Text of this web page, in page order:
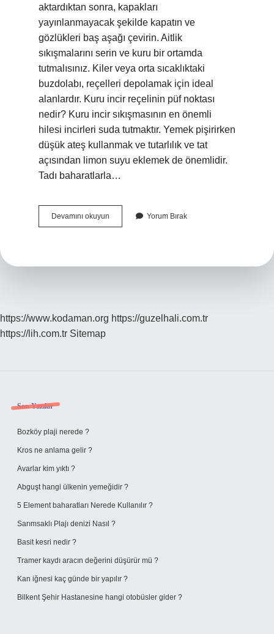
aktardıktan sonra, kapakları
yayınlanmayacak şekilde kapatın ve
gözlükleri baş aşağı çevirin. Aitlik
sıkışmalarını serin ve kuru bir ortamda
tutmalısınız. Kiler veya orta sıcaklıktaki
buzdolabı, reçelleri depolamak için ideal
alanlardır. Kuru incir reçelinin püf noktası
nedir? Kuru incir sıkışmasının en önemli
hilesi incirleri suda tutmaktır. Yemek pişirirken
düşük ateş kullanmak ve tutarlılık ve tat
açısından limon suyu eklemek de önemlidir.
Tadı baharatlarla…
Devamını okuyun
Reçeline
Yorum Bırak
https://www.kodaman.org https://guzelhali.com.tr
https://lih.com.tr Sitemap
Sidebar
Son Yazılar
Bozköy plaji nerede ?
Kros ne anlama gelir ?
Avarlar kim yıktı ?
Abguşt hangi ülkenin yemeğidir ?
5 Element baharatları Nerede Kullanılır ?
Sarımsaklı Plajı denizi Nasıl ?
Basit kesri nedir ?
Tramer kaydı aracın değerini düşürür mü ?
Kan iğnesi kaç günde bir yapılır ?
Bilkent Şehir Hastanesine hangi otobüsler gider ?